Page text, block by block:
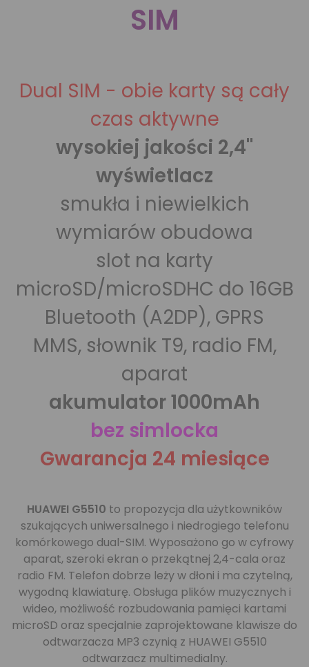
SIM
Dual SIM - obie karty są cały
czas aktywne
wysokiej jakości 2,4"
wyświetlacz
smukła i niewielkich
wymiarów obudowa
slot na karty
microSD/microSDHC do 16GB
Bluetooth (A2DP), GPRS
MMS, słownik T9, radio FM,
aparat
akumulator 1000mAh
bez simlocka
Gwarancja 24 miesiące
HUAWEI G5510 to propozycja dla użytkowników
szukających uniwersalnego i niedrogiego telefonu
komórkowego dual-SIM. Wyposażono go w cyfrowy
aparat, szeroki ekran o przekątnej 2,4-cala oraz
radio FM. Telefon dobrze leży w dłoni i ma czytelną,
wygodną klawiaturę. Obsługa plików muzycznych i
wideo, możliwość rozbudowania pamięci kartami
microSD oraz specjalnie zaprojektowane klawisze do
odtwarzacza MP3 czynią z HUAWEI G5510
odtwarzacz multimedialny.